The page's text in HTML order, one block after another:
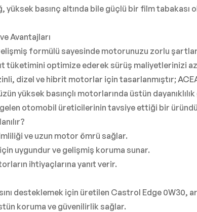
yüksek basınç altında bile güçlü bir film
Avantajları
formülü sayesinde motorunuzu zorlu
tüketimini optimize ederek sürüş maliyetlerinizi
dizel ve hibrit motorlar için tasarlanmıştır;
yüksek basınçlı motorlarında üstün
gelen otomobil üreticilerinin tavsiye ettiği bir
ve uzun motor ömrü sağlar.
uygundur ve gelişmiş koruma sunar.
ihtiyaçlarına yanıt verir.
desteklemek için üretilen Castrol Edge 0W30,
koruma ve güvenilirlik sağlar.